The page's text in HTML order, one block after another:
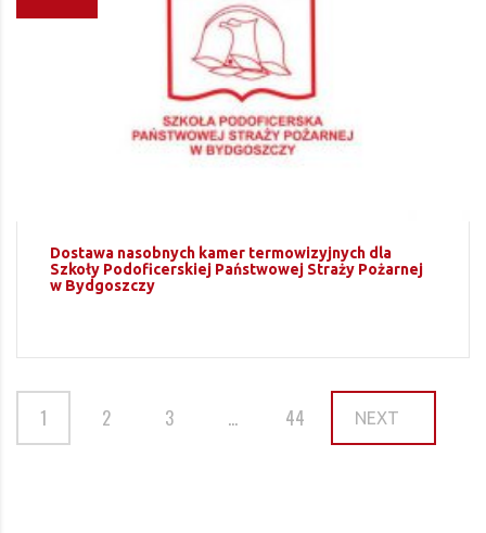
Dostawa nasobnych kamer termowizyjnych dla
Szkoły Podoficerskiej Państwowej Straży Pożarnej
w Bydgoszczy
1 2 3 … 44 NEXT